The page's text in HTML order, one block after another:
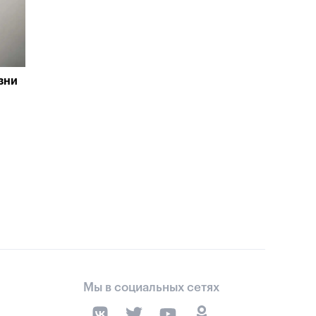
Мы в социальных сетях